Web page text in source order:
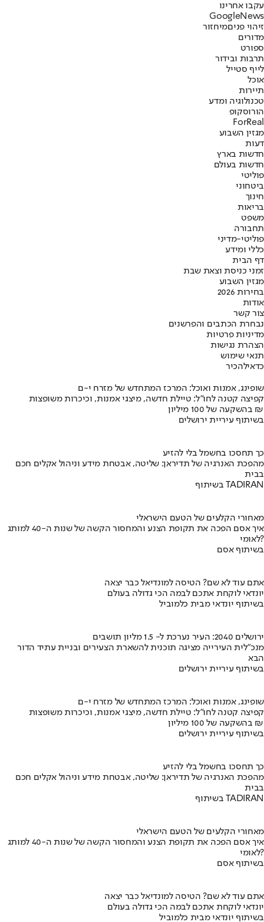
עקבו אחרינו
Googl eNews
זיהוי פניםמיחזור
מדורים
ספורט
תרבות ובידור
לייף סטייל
אוכל
תיירות
טכנולוגיה ומדע
הורוסקופ
ForReal
מגזין השבוע
דעות
חדשות בארץ
חדשות בעולם
פוליטי
ביטחוני
חינוך
בריאות
משפט
תחבורה
פוליטי-מדיני
כללי ומידע
דף הבית
זמני כניסת וצאת שבת
מגזין השבוע
בחירות 2026
אודות
צור קשר
נבחרת הכתבים והפרשנים
מדיניות פרטיות
הצהרת נגישות
תנאי שימוש
כדאילהכיר
שופינג, אמנות ואוכל: המרכז המתחדש של מזרח י-ם
קפיצה קטנה לחו"ל: טיילת חדשה, מיצגי אמנות, וכיכרות משופצות
בהשקעה של 100 מיליון ₪
בשיתוף עיריית ירושלים
כך תחסכו בחשמל בלי להזיע
מהפכת האנרגיה של תדיראן: שליטה, אבטחת מידע וניהול אקלים חכם
בבית
בשיתוף TADIRAN
מאחורי הקלעים של הטעם הישראלי
איך אסם הפכה את תקופת הצנע והמחסור הקשה של שנות ה-40 למותג
לאומי?
בשיתוף אסם
אתם עוד לא שם? הטיסה למונדיאל כבר יצאה
יונדאי לוקחת אתכם לבמה הכי גדולה בעולם
בשיתוף יונדאי מבית כלמוביל
ירושלים 2040: העיר נערכת ל- 1.5 מליון תושבים
מנכ"לית העירייה מציגה תוכנית להשארת הצעירים ובניית עתיד הדור
הבא
בשיתוף עיריית ירושלים
שופינג, אמנות ואוכל: המרכז המתחדש של מזרח י-ם
קפיצה קטנה לחו"ל: טיילת חדשה, מיצגי אמנות, וכיכרות משופצות
בהשקעה של 100 מיליון ₪
בשיתוף עיריית ירושלים
כך תחסכו בחשמל בלי להזיע
מהפכת האנרגיה של תדיראן: שליטה, אבטחת מידע וניהול אקלים חכם
בבית
בשיתוף TADIRAN
מאחורי הקלעים של הטעם הישראלי
איך אסם הפכה את תקופת הצנע והמחסור הקשה של שנות ה-40 למותג
לאומי?
בשיתוף אסם
אתם עוד לא שם? הטיסה למונדיאל כבר יצאה
יונדאי לוקחת אתכם לבמה הכי גדולה בעולם
בשיתוף יונדאי מבית כלמוביל